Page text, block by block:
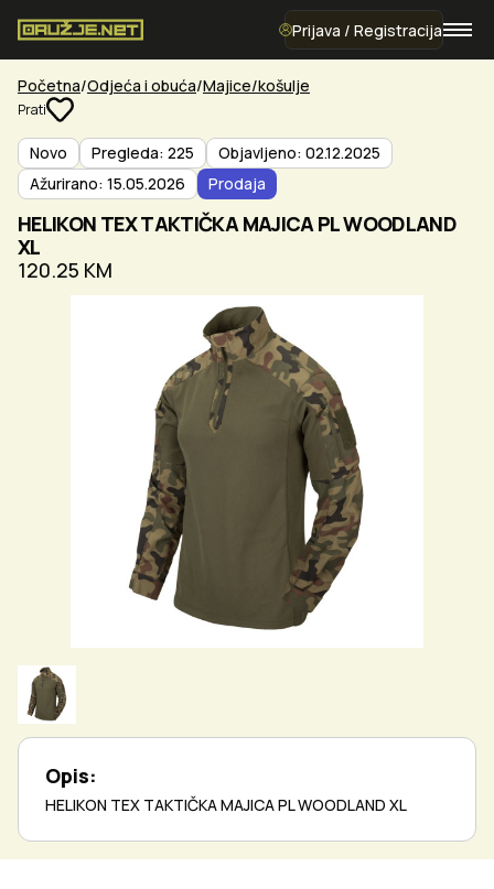
Prijava / Registracija
Početna Odjeća i obuća Majice/košulje
Prati
Novo Pregleda: 225
Objavljeno: 02.12.2025
Ažurirano: 15.05.2026
Prodaja
HELIKON TEX TAKTIČKA MAJICA PL WOODLAND
XL
120.25 KM
Opis:
HELIKON TEX TAKTIČKA MAJICA PL WOODLAND XL